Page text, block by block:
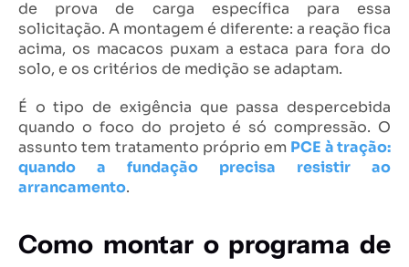
de prova de carga específica para essa
solicitação. A montagem é diferente: a reação fica
acima, os macacos puxam a estaca para fora do
solo, e os critérios de medição se adaptam.
É o tipo de exigência que passa despercebida
quando o foco do projeto é só compressão. O
assunto tem tratamento próprio em PCE à tração:
quando a fundação precisa resistir ao
arrancamento.
Como montar o programa de